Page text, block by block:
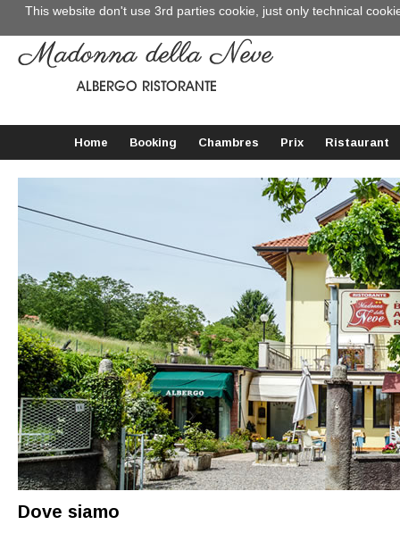
Home Booking Chambres Prix Ristaurant
Dove siamo
This website don't use 3rd parties cookie, just only technical